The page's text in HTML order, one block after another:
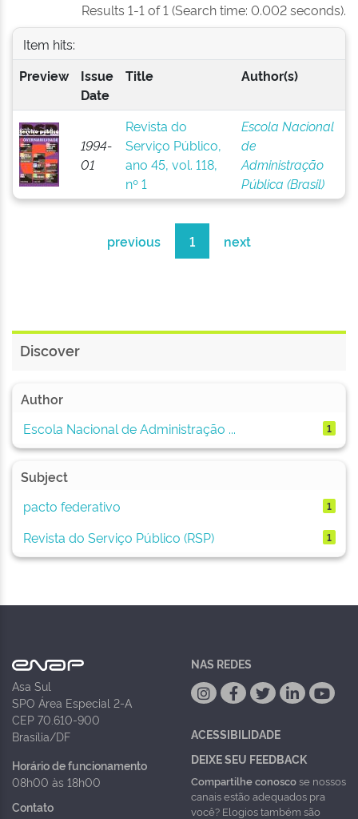
Results 1-1 of 1 (Search time: 0.002 seconds).
Item hits:
Preview
Issue
Date
Title Author(s)
1994-
01
Revista do
Serviço Público,
ano 45, vol. 118,
nº 1
Escola Nacional
de
Administração
Pública (Brasil)
previous 1 next
Discover
Author
Escola Nacional de Administração ...
1
Subject
pacto federativo
1
Revista do Serviço Público (RSP) 1
Asa Sul
SPO Área Especial 2-A
CEP 70.610-900
Brasília/DF
Horário de funcionamento
08h00 às 18h00
Contato
NAS REDES
ACESSIBILIDADE
DEIXE SEU FEEDBACK
Compartilhe conoscose nossos
canais estão adequados pra
você? Elogios também são